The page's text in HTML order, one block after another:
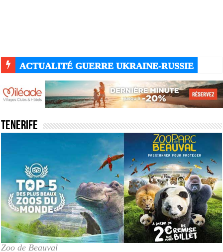
ACTUALITÉ GUERRE UKRAINE-RUSSIE
Tenerife
Zoo de Beauval